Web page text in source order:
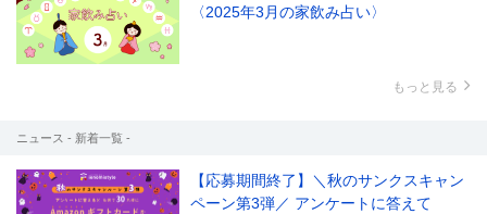
〈2025年3月の家飲み占い〉
もっと見る
ニュース - 新着一覧 -
【応募期間終了】＼秋のサンクスキャン
ペーン第3弾／ アンケートに答えて